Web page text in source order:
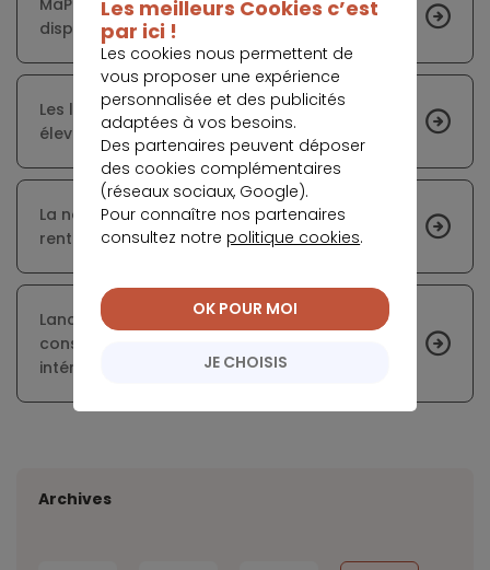
MaPrimeRénov’ Résidence Secondaire : un
dispositif inédit
Les loyers des voitures électriques trop
élevées par rapport aux réalités du marché
La nouvelle stratégie de Lydia pour atteindre la
rentabilité
Lancement d’une offre de crédit à la
consommation pour les travailleurs
intérimaires
Archives
Les meilleurs Cookies c’est
par ici !
Les cookies nous permettent de
vous proposer une expérience
personnalisée et des publicités
adaptées à vos besoins.
Des partenaires peuvent déposer
des cookies complémentaires
(réseaux sociaux, Google).
Pour connaître nos partenaires
consultez notre politique cookies.
JE CHOISIS
OK POUR MOI